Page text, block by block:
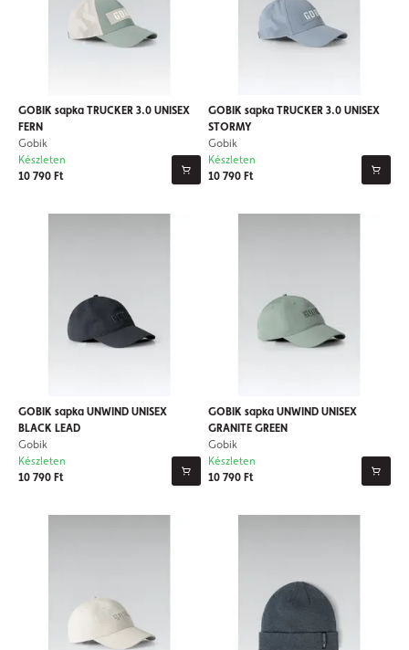
GOBIK sapka TRUCKER 3.0 UNISEX
FERN
Gobik
10 790 Ft
Készleten
GOBIK sapka TRUCKER 3.0 UNISEX
STORMY
Gobik
10 790 Ft
Készleten
GOBIK sapka UNWIND UNISEX
BLACK LEAD
Gobik
10 790 Ft
Készleten
GOBIK sapka UNWIND UNISEX
GRANITE GREEN
Gobik
10 790 Ft
Készleten